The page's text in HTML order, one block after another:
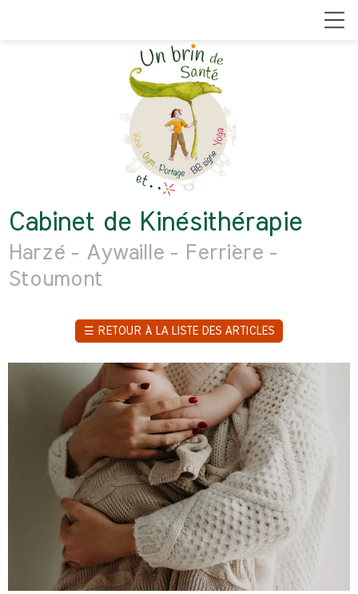
Cabinet de Kinésithérapie
Harzé - Aywaille - Ferrière -
Stoumont
☰ RETOUR À LA LISTE DES ARTICLES